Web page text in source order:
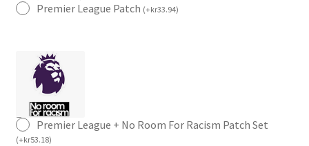
Premier League Patch (+kr33.94)
Premier League + No Room For Racism Patch Set
(+kr53.18)